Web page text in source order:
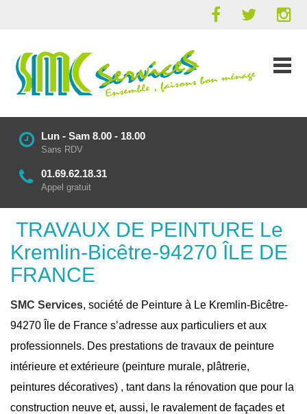
Lun - Sam 8.00 - 18.00
Sans RDV
01.69.62.18.31
Appel gratuit
TRAVAUX DE PEINTURE Le
Kremlin-Bicêtre-94270 ÎLE DE
FRANCE
SMC Services, société de Peinture à Le Kremlin-Bicêtre-
94270 Île de France s’adresse aux particuliers et aux
professionnels. Des prestations de travaux de peinture
intérieure et extérieure (peinture murale, plâtrerie,
peintures décoratives) , tant dans la rénovation que pour la
construction neuve et, aussi, le ravalement de façades et